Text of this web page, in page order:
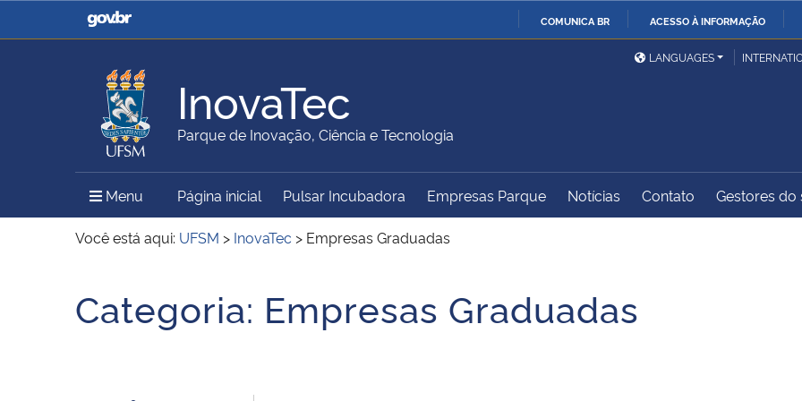
COMUNICA BR ACESSO À INFORMAÇÃO
Casa Civil
Ministério da Justiça e
Ministério da Defesa
Ministério das Relações
Exteriores
Ministério da Agricultura,
Pecuária e Abastecimento
Ministério da Educação
Ministério do Meio Ambiente Ministério do Turismo
Ministério do
Desenvolvimento Regional
Controladoria-Geral da
Secretaria de Governo
Gabinete de Segurança
Institucional
Advocacia-Geral da União Banco Central do Brasil
LANGUAGES
InovaTec
Parque de Inovação, Ciência e Tecnologia
Menu Menu Principal do Sítio
Página inicial Pulsar Incubadora Empresas Parque Notícias Contato Gestores do
Você está aqui: UFSM > InovaTec > Empresas Graduadas
Categoria: Empresas Graduadas